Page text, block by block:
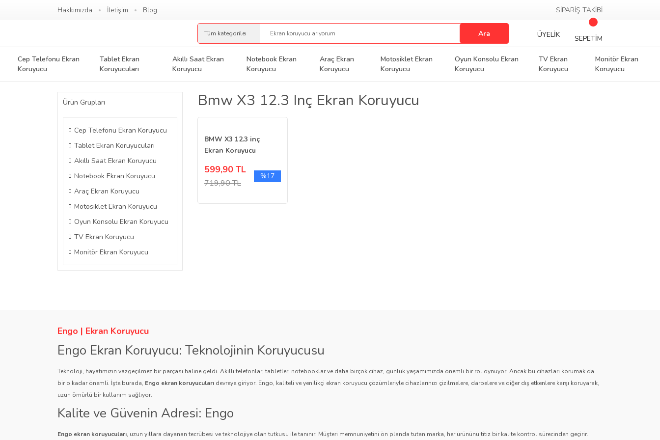
Hakkımızda İletişim Blog SİPARİŞ TAKİBİ
Ara ÜYELİK SEPETİM
Cep Telefonu Ekran
Koruyucu
Tablet Ekran
Koruyucuları
Akıllı Saat Ekran
Koruyucu
Notebook Ekran
Koruyucu
Araç Ekran
Koruyucu
Motosiklet Ekran
Koruyucu
Oyun Konsolu Ekran
Koruyucu
TV Ekran
Koruyucu
Monitör Ekran
Koruyucu
Ürün Grupları
Cep Telefonu Ekran Koruyucu
Tablet Ekran Koruyucuları
Akıllı Saat Ekran Koruyucu
Notebook Ekran Koruyucu
Araç Ekran Koruyucu
Motosiklet Ekran Koruyucu
Oyun Konsolu Ekran Koruyucu
TV Ekran Koruyucu
Monitör Ekran Koruyucu
Bmw X3 12.3 Inç Ekran Koruyucu
BMW X3 12.3 inç
Ekran Koruyucu
Nano
599,90 TL
719,90 TL
%17
Engo | Ekran Koruyucu
Engo Ekran Koruyucu: Teknolojinin Koruyucusu
Teknoloji, hayatımızın vazgeçilmez bir parçası haline geldi. Akıllı telefonlar, tabletler, notebooklar ve daha birçok cihaz, günlük yaşamımızda önemli bir rol oynuyor. Ancak bu cihazları korumak da
bir o kadar önemli. İşte burada, Engo ekran koruyucuları devreye giriyor. Engo, kaliteli ve yenilikçi ekran koruyucu çözümleriyle cihazlarınızı çizilmelere, darbelere ve diğer dış etkenlere karşı koruyarak,
uzun ömürlü bir kullanım sağlıyor.
Kalite ve Güvenin Adresi: Engo
Engo ekran koruyucuları, uzun yıllara dayanan tecrübesi ve teknolojiye olan tutkusu ile tanınır. Müşteri memnuniyetini ön planda tutan marka, her ürününü titiz bir kalite kontrol sürecinden geçirir.